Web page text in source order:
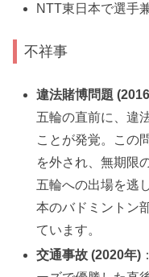
NTT東日本で選手
不祥事
違法賭博問題
五輪の直前に、違
ことが発覚。この
を外され、無期限
五輪への出場を逃
本のバドミントン
ています。
交通事故 (2020年)